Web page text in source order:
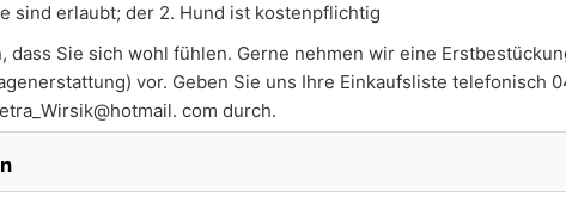
sind erlaubt; der 2. Hund ist kostenpflichtig
dass Sie sich wohl fühlen. Gerne nehmen wir eine
vor. Geben Sie uns Ihre Einkaufsliste telefonisch
com durch.